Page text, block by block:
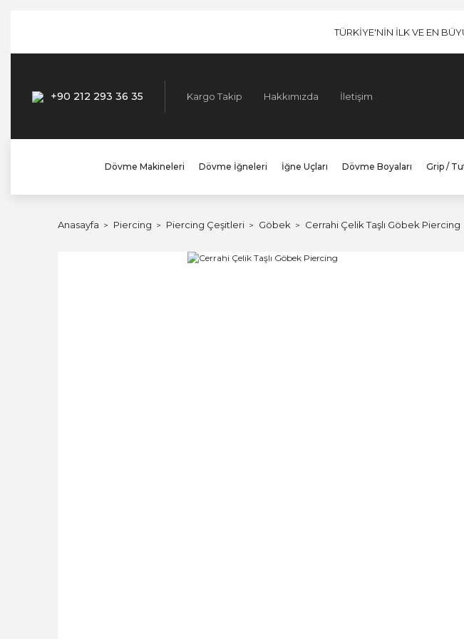
TÜRKİYE'NİN İLK VE EN
+90 212 293 36 35 Kargo Takip Hakkımızda İletişim
Dövme Makineleri Dövme İğneleri İğne Uçları Dövme Boyaları Grip /
Anasayfa Piercing Piercing Çeşitleri Göbek Cerrahi Çelik Taşlı Göbek Piercing